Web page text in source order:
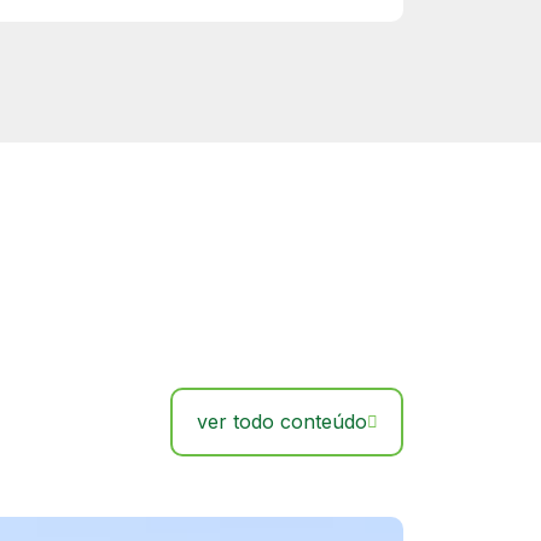
ver todo conteúdo